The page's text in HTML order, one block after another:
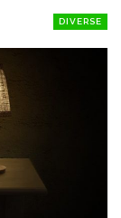
DIVERSE